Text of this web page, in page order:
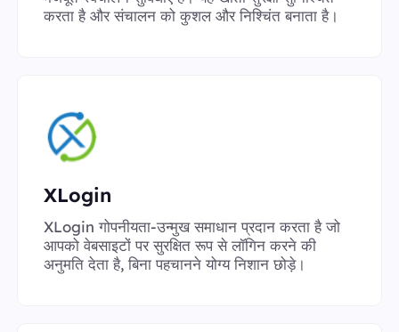
करता है और संचालन को कुशल और निश्चिंत बनाता है।
XLogin
XLogin गोपनीयता-उन्मुख समाधान प्रदान करता है जो
आपको वेबसाइटों पर सुरक्षित रूप से लॉगिन करने की
अनुमति देता है, बिना पहचानने योग्य निशान छोड़े।